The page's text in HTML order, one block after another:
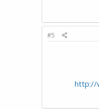
#5
http://